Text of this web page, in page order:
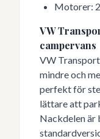
Motorer:
VW
campervans
VW
mindre och
perfekt för
lättare att
Nackdelen är